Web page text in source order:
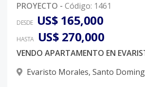
PROYECTO - Código: 1461
DESDE US$ 165,000
HASTA US$ 270,000
Evaristo Morales, Santo